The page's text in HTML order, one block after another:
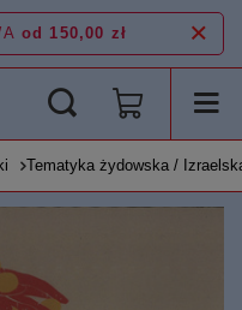
od 150,00 zł
Tematyka żydowska /